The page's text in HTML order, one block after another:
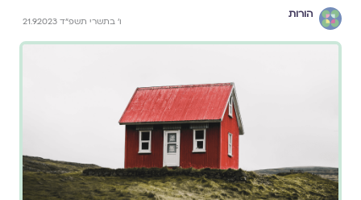
הורות
ו׳ בתשרי תשפ״ד 21.9.2023